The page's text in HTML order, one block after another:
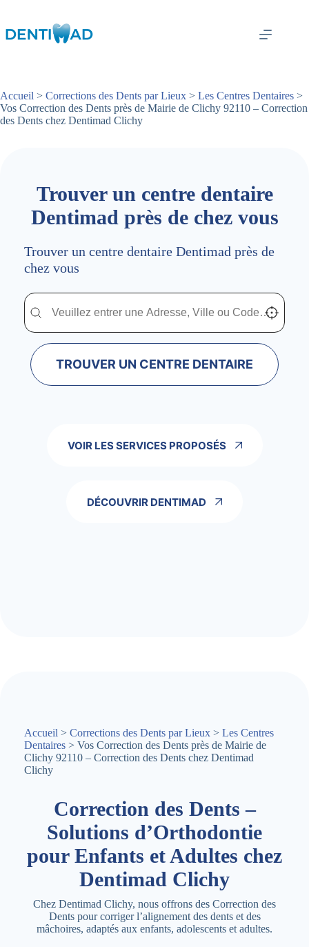
contenu
Accueil > Corrections des Dents par Lieux > Les Centres Dentaires >
Vos Correction des Dents près de Mairie de Clichy 92110 – Correction
des Dents chez Dentimad Clichy
Trouver un centre dentaire
Dentimad près de chez vous
Trouver un centre dentaire Dentimad près de
chez vous
Trouver un centre dentaire Dentimad près de
Trouver un centre dentaire Dentimad près de chez vous Localisez-
TROUVER UN CENTRE DENTAIRE
VOIR LES SERVICES PROPOSÉS
DÉCOUVRIR DENTIMAD
Accueil > Corrections des Dents par Lieux > Les Centres
Dentaires > Vos Correction des Dents près de Mairie de
Clichy 92110 – Correction des Dents chez Dentimad
Clichy
Correction des Dents –
Solutions d’Orthodontie
pour Enfants et Adultes chez
Dentimad Clichy
Chez Dentimad Clichy, nous offrons des Correction des
Dents pour corriger l’alignement des dents et des
mâchoires, adaptés aux enfants, adolescents et adultes.